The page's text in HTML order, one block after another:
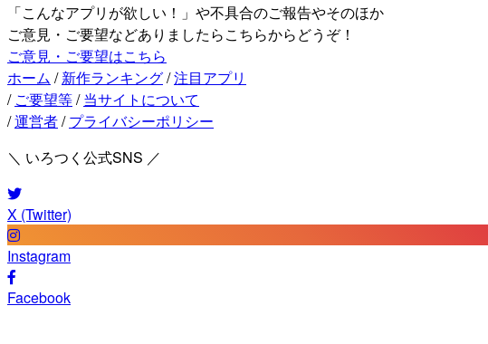
「こんなアプリが欲しい！」や不具合のご報告やそのほか
ご意見・ご要望などありましたらこちらからどうぞ！
ご意見・ご要望はこちら
ホーム / 新作ランキング/注目アプリ
/ ご要望等/ 当サイトについて
/運営者/ プライバシーポリシー
＼ いろつく公式SNS ／
X (Twitter)
Instagram
Facebook